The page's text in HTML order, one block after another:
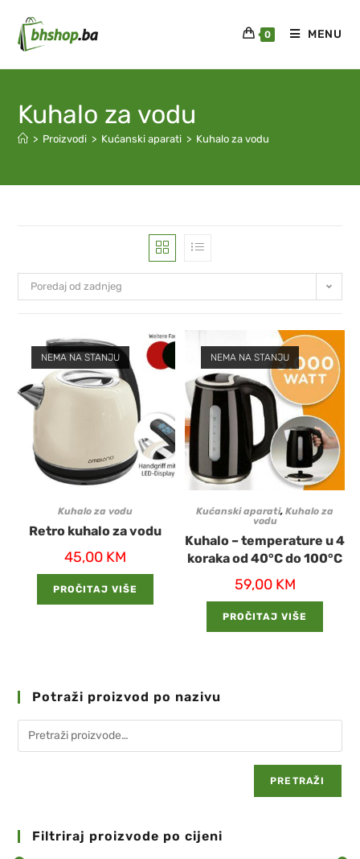
0 MENU
Kuhalo za vodu
> Proizvodi > Kućanski aparati > Kuhalo za vodu
Poredaj od zadnjeg
NEMA NA STANJU
Kuhalo za vodu
Retro kuhalo za vodu
45,00 KM
PROČITAJ VIŠE
NEMA NA STANJU
Kućanski aparati,Kuhalo za
vodu
Kuhalo – temperature u 4
koraka od 40°C do 100°C
59,00 KM
PROČITAJ VIŠE
Potraži proizvod po nazivu
PRETRAŽI
Filtriraj proizvode po cijeni